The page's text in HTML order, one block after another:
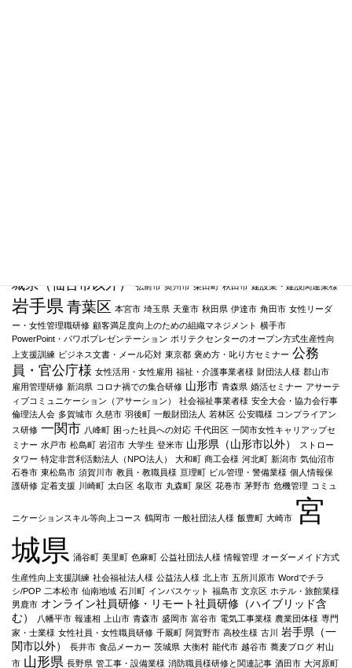
城県（仙台市以外） 弘前市 奥州市 柴田町 秋田市 建設業・建設関連業様
岩手県 青葉区 本宮市 埼玉県 天童市 秋田県 伊達市 角田市 女性リーダ
ー・女性管理職研修 顧客満足度向上のための組織マネジメント 横手市
PowerPoint・パワポプレゼンテーション ポリテクセンターのオープン方式生産性向
上支援訓練 ビジネス文書・メール応対 東京都 褒め方・叱り方セミナー 公務
員・官公庁様 女性活用・女性雇用 福祉・介護事業者様 財団法人様 郡山市
雇用管理研修 新潟県 コロナ禍での集合研修 山形市 青森県 婚活セミナー アサーテ
ィブコミュニケーション（アサーション）
社会福祉事業者様 安全大会・協力会行事
倫理法人会 多賀城市 久慈市 羽後町 一般財団法人 若林区 公安職様 コンプライアン
ス研修 一関市 八峰町 困った社員への対応 千代田区 一関市女性キャリアップセ
ミナー 水戸市 松島町 岩沼市 大学生 登米市 山形県（山形市以外）
ストロー
タワー 特定非営利活動法人（NPO法人） 大和町 商工会様 河北町 新潟市 気仙沼市
石巻市 東松島市 須賀川市 教員・教職員様 亘理町 ビル管理・警備業様 個人情報保
護研修 定着支援 川崎町 太白区 名取市 丸森町 泉区 花巻市 茅野市 危機管理 コミュ
ニケーションスキル等向上コース 鶴岡市 一般社団法人様 飯豊町 大崎市 宮
城県 涌谷町 美里町 色麻町 公益社団法人様 情報管理 オーダーメイド方式
生産性向上支援訓練 社会福祉法人様 公益法人様 北上市 五所川原市 Wordでチラ
シ/POP 二本松市 仙南地域 石川町 インバスケット 福島市 文京区 ホテル・旅館業様
男鹿市 オンライン社員研修・リモート社員研修（ハイブリッド含
む）
八幡平市 報連相 上山市 青森市 盛岡市 富谷市 電気工事業様 農業団体様 専門
家・士業様 女性社員・女性職員研修 千厩町 阿賀野市 高校生様 古川
岩手県（一
関市以外）
長井市 食品メーカー 茨城県 大衡村 能代市 越谷市 蕎麦ブログ 村山
市 山形県 長野県 管工事・設備業様 消防職員様研修と関連記事 酒田市 大河原町